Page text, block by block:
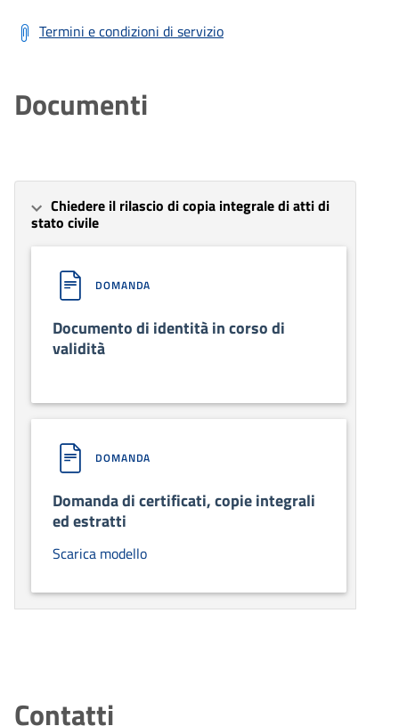
Termini e condizioni di servizio
Documenti
Chiedere il rilascio di copia integrale di atti di
stato civile
DOMANDA
Documento di identità in corso di
validità
DOMANDA
Domanda di certificati, copie integrali
ed estratti
Scarica modello
Contatti